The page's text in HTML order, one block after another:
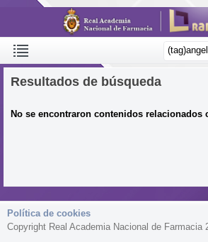
Resultados de búsqueda
No se encontraron contenidos relacionados
Política de cookies
Copyright Real Academia Nacional de Farmacia